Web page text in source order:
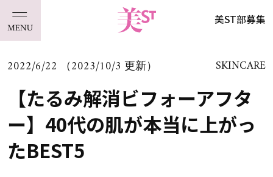
美ST部募集
2022/6/22 （2023/10/3 更新） SKINCARE
【たるみ解消ビフォーアフタ
ー】40代の肌が本当に上がっ
たBEST5